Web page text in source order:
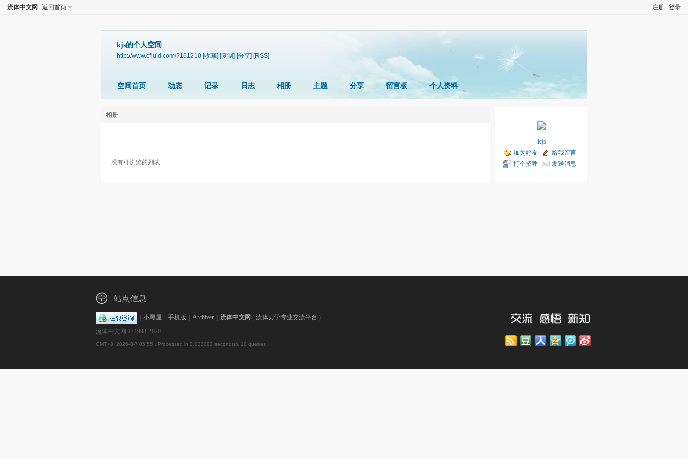
注册 登录
流体中文网 返回首页
kjs的个人空间
http://www.cfluid.com/?161210 [收藏] [复制] [分享] [RSS]
空间首页 动态 记录 日志 相册 主题 分享 留言板 个人资料
相册
没有可浏览的列表
kjs
加为好友
给我留言
打个招呼
发送消息
站点信息
小黑屋 手机版 Archiver 流体中文网 ( 流体力学专业交流平台 )
流体中文网 © 1998-2020
GMT+8, 2026-8-7 05:55 , Processed in 0.033002 second(s), 10 queries .